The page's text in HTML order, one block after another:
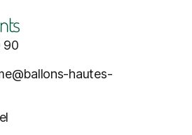
90
hautes-